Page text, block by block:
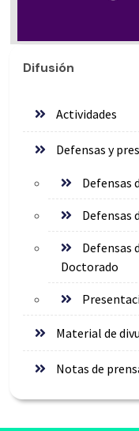
Difusión
Actividades
Defensas y
Defensas
Defensas
Defensas
Doctorado
Material de
Notas de